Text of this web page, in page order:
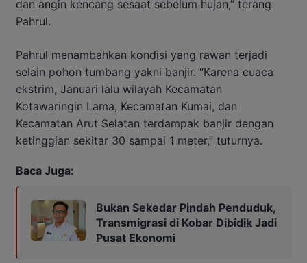
dan angin kencang sesaat sebelum hujan,” terang
Pahrul.
Pahrul menambahkan kondisi yang rawan terjadi
selain pohon tumbang yakni banjir. “Karena cuaca
ekstrim, Januari lalu wilayah Kecamatan
Kotawaringin Lama, Kecamatan Kumai, dan
Kecamatan Arut Selatan terdampak banjir dengan
ketinggian sekitar 30 sampai 1 meter,” tuturnya.
Baca Juga:
Bukan Sekedar Pindah Penduduk,
Transmigrasi di Kobar Dibidik Jadi
Pusat Ekonomi